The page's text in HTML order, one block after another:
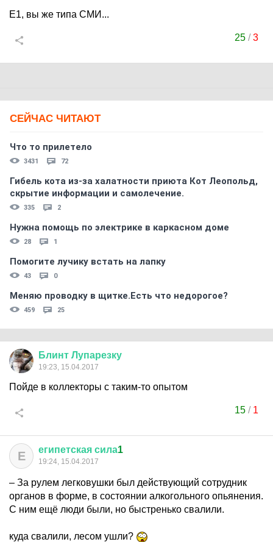
Е1, вы же типа СМИ...
25 /3
СЕЙЧАС ЧИТАЮТ
Что то прилетело
3431 72
Гибель кота из-за халатности приюта Кот Леопольд,
скрытиe информации и самолечение.
335 2
Нужна помощь по электрике в каркасном доме
28 1
Помогите лучику встать на лапку
43 0
Меняю проводку в щитке.Есть что недорогое?
459 25
Блинт Лупарезку
19:23, 15.04.2017
Пойде в коллекторы с таким-то опытом
15 / 1
Е египетская сила1
19:24, 15.04.2017
– За рулем легковушки был действующий сотрудник
органов в форме, в состоянии алкогольного опьянения.
С ним ещё люди были, но быстренько свалили.
куда свалили, лесом ушли?